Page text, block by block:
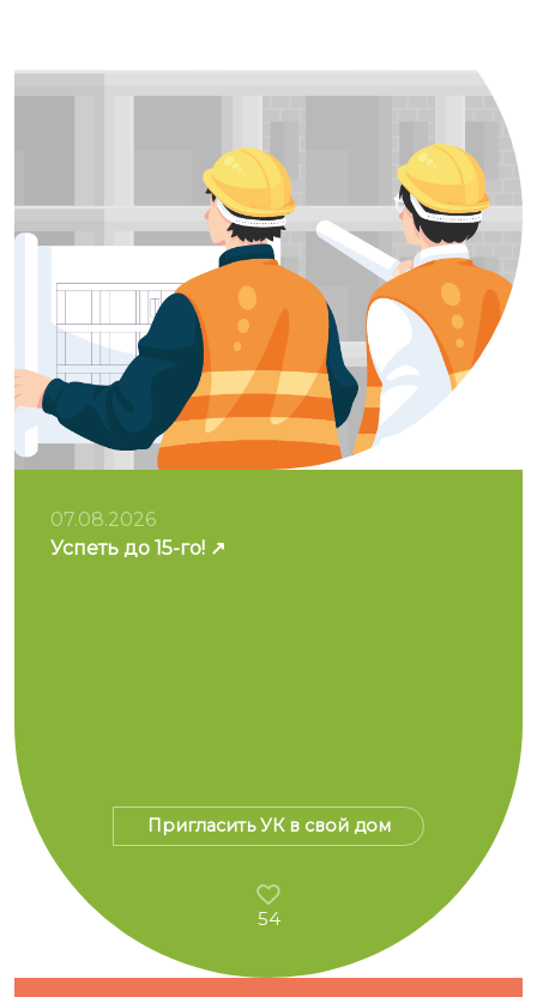
07.08.2026
Успеть до 15-го!
Пригласить УК в свой дом
54